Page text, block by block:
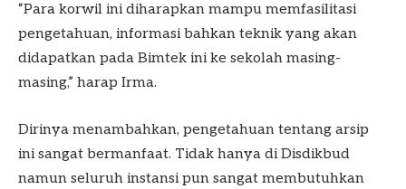
“Para korwil ini diharapkan mampu memfasilitasi
pengetahuan, informasi bahkan teknik yang akan
didapatkan pada Bimtek ini ke sekolah masing-
masing,” harap Irma.
Dirinya menambahkan, pengetahuan tentang arsip
ini sangat bermanfaat. Tidak hanya di Disdikbud
namun seluruh instansi pun sangat membutuhkan